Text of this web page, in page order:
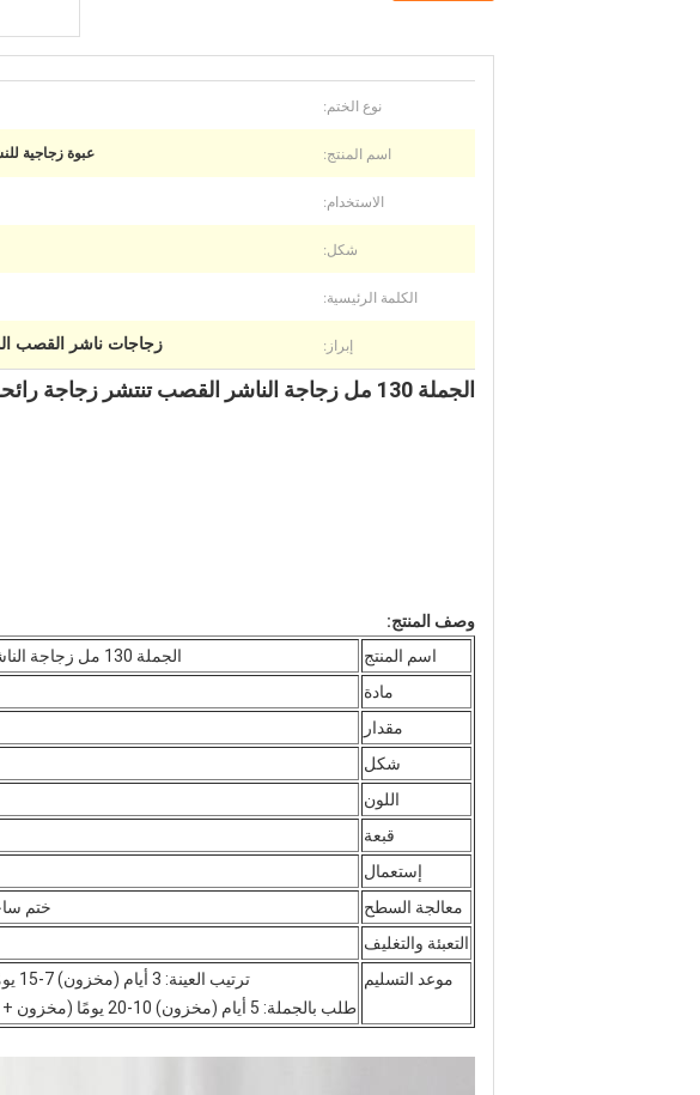
نوع الختم:
اسم المنتج: عبوة زجاجية للنشر من
الاستخدام:
شكل:
الكلمة الرئيسية:
إبراز: زجاجات ناشر القصب
الجملة 130 مل زجاجة الناشر القصب تنتشر زجاجة رائحة البخور الناشر
وصف المنتج:
اسم المنتج
الجملة 130 مل زجاجة الناشر القصب تنتشر زجاجة رائحة البخور الناشر
مادة
مقدار
شكل
اللون
قبعة
إستعمال
معالجة السطح
ختم
التعبئة والتغليف
موعد التسليم
ترتيب العينة: 3 أيام (مخزون) 7-15 يومًا (لا يوجد مخزون أو إجراء معالجة سطحية)
طلب بالجملة: 5 أيام (مخزون) 10-20 يومًا (مخزون + معالجة سطحية) 30-45 يومًا (بدون مخزون)